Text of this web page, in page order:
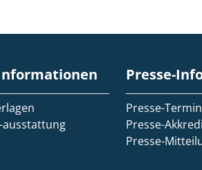
ausstattung
Presse-
Presse-
Presse-
Presse-